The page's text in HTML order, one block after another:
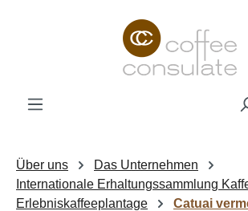
Zum Hauptinhalt springen
Über uns
Das Unternehmen
Internationale Erhaltungssammlung
Erlebniskaffeeplantage
Catuai